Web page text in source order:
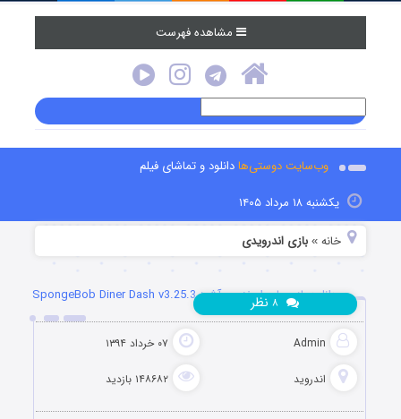
مشاهده فهرست
وب‌سایت دوستی‌هادانلود و تماشای فیلم
یکشنبه ۱۸ مرداد ۱۴۰۵
خانه »بازی اندرویدی
دانلود بازی باب اسفنجی آشپز SpongeBob Diner Dash v3.25.3
Admin ۰۷ خرداد ۱۳۹۴
اندروید ۱۴۸۶۸۲ بازدید
نظر